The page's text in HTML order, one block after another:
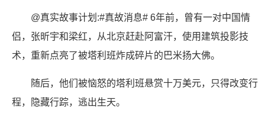
@真实故事计划:#真故消息# 6年前，曾有一对中国情
侣，张昕宇和梁红，从北京赶赴阿富汗，使用建筑投影技
术，重新点亮了被塔利班炸成碎片的巴米扬大佛。
随后，他们被恼怒的塔利班悬赏十万美元，只得改变行
程，隐藏行踪，逃出生天。